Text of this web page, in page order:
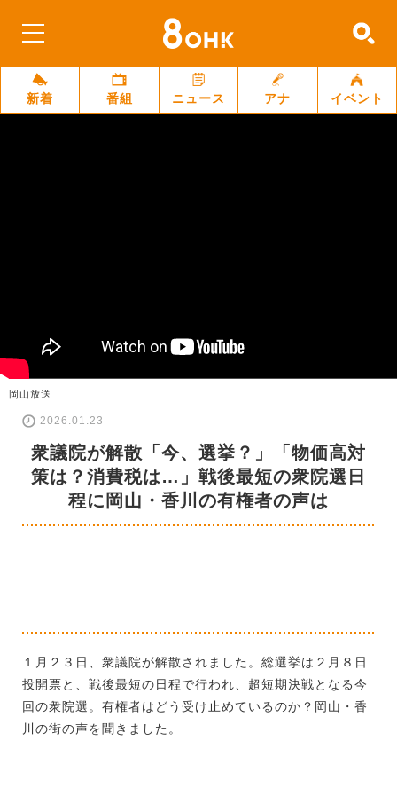
新着 番組 ニュース アナ イベント
岡山放送
2026.01.23
衆議院が解散「今、選挙？」「物価高対
策は？消費税は…」戦後最短の衆院選日
程に岡山・香川の有権者の声は
１月２３日、衆議院が解散されました。総選挙は２月８日
投開票と、戦後最短の日程で行われ、超短期決戦となる今
回の衆院選。有権者はどう受け止めているのか？岡山・香
川の街の声を聞きました。